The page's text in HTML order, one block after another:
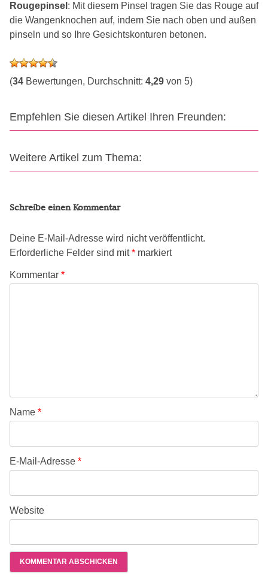
Rougepinsel : Mit diesem Pinsel tragen Sie das Rouge auf
die Wangenknochen auf, indem Sie nach oben und außen
pinseln und so Ihre Gesichtskonturen betonen.
(34 Bewertungen, Durchschnitt: 4,29 von 5)
Empfehlen Sie diesen Artikel Ihren Freunden:
Weitere Artikel zum Thema:
Schreibe einen Kommentar
Deine E-Mail-Adresse wird nicht veröffentlicht.
Erforderliche Felder sind mit* markiert
Kommentar *
Name *
E-Mail-Adresse *
Website